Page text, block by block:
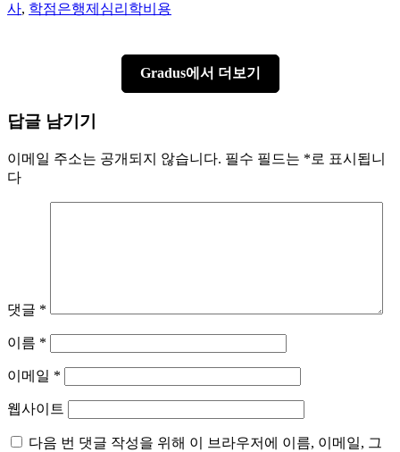
사, 학점은행제심리학비용
Gradus에서 더보기
답글 남기기
이메일 주소는 공개되지 않습니다. 필수 필드는 *로 표시됩니
다
댓글 *
이름 *
이메일 *
웹사이트
다음 번 댓글 작성을 위해 이 브라우저에 이름, 이메일, 그